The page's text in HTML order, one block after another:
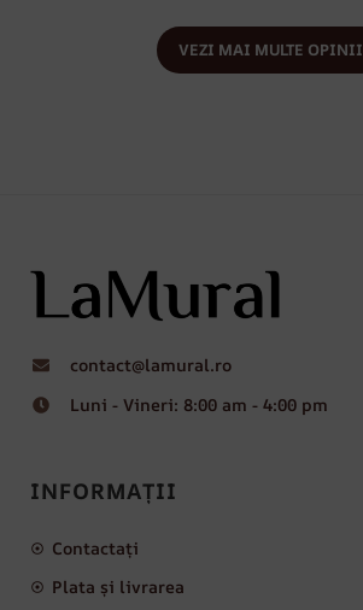
VEZI MAI MULTE OPINII
contact@lamural.ro
Luni - Vineri: 8:00 am - 4:00 pm
INFORMAȚII
Contactați
Plata și livrarea